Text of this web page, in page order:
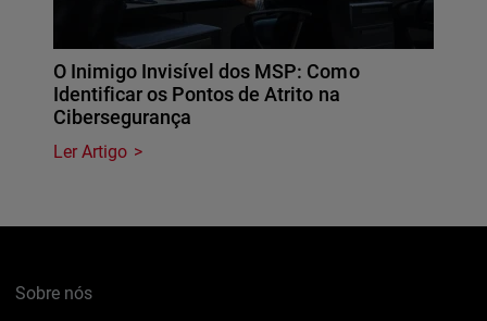
O Inimigo Invisível dos MSP: Como
Identificar os Pontos de Atrito na
Cibersegurança
Ler Artigo
Sobre nós